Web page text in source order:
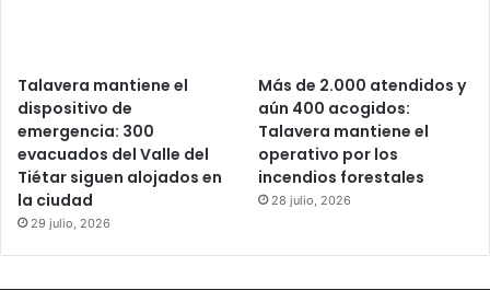
Talavera mantiene el
dispositivo de
emergencia: 300
evacuados del Valle del
Tiétar siguen alojados en
la ciudad
29 julio, 2026
Más de 2.000 atendidos y
aún 400 acogidos:
Talavera mantiene el
operativo por los
incendios forestales
28 julio, 2026